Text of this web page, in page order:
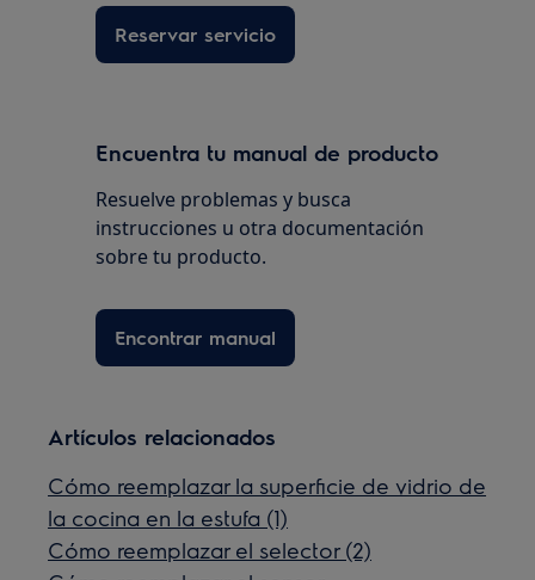
Reservar servicio
Encuentra tu manual de producto
Resuelve problemas y busca
instrucciones u otra documentación
sobre tu producto.
Encontrar manual
Artículos relacionados
Cómo reemplazar la superficie de vidrio de
la cocina en la estufa (1)
Cómo reemplazar el selector (2)